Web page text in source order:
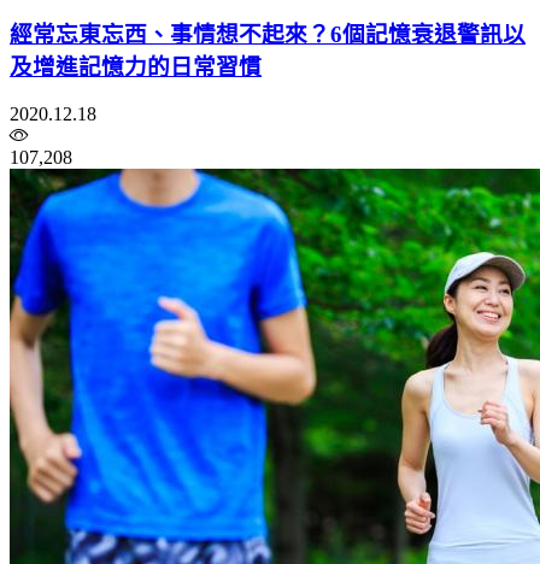
經常忘東忘西、事情想不起來？6個記憶衰退警訊以
及增進記憶力的日常習慣
2020.12.18
107,208